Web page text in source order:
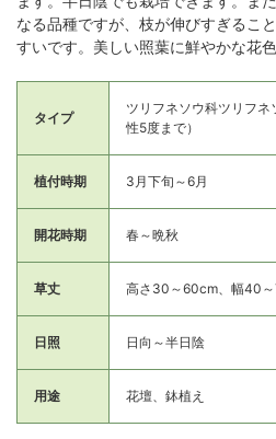
なる品種ですが、枝が伸びすぎるこ
すいです。美しい照葉に鮮やかな花色
タイプ
ツリフネソウ科ツリフ
性5度まで）
植付時期 3月下旬～6月
開花時期 春～晩秋
草丈 高さ30～60cm、幅40
日照 日向～半日陰
用途 花壇、鉢植え